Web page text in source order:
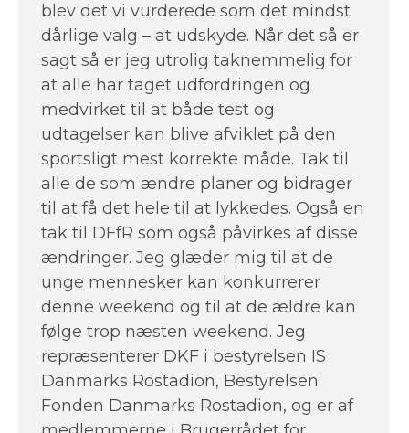
blev det vi vurderede som det mindst
dårlige valg – at udskyde. Når det så er
sagt så er jeg utrolig taknemmelig for
at alle har taget udfordringen og
medvirket til at både test og
udtagelser kan blive afviklet på den
sportsligt mest korrekte måde. Tak til
alle de som ændre planer og bidrager
til at få det hele til at lykkedes. Også en
tak til DFfR som også påvirkes af disse
ændringer. Jeg glæder mig til at de
unge mennesker kan konkurrerer
denne weekend og til at de ældre kan
følge trop næsten weekend. Jeg
repræsenterer DKF i bestyrelsen IS
Danmarks Rostadion, Bestyrelsen
Fonden Danmarks Rostadion, og er af